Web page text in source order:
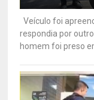
Veículo foi
respondia por
homem foi preso